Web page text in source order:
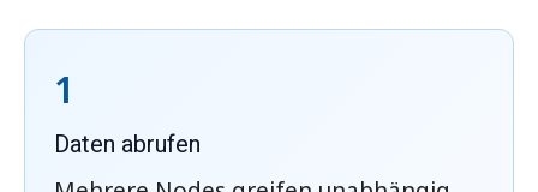
1
Daten abrufen